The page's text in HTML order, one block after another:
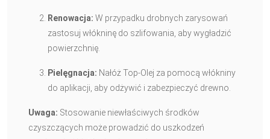
Renowacja: W przypadku drobnych zarysowań
zastosuj włókninę do szlifowania, aby wygładzić
powierzchnię.
Pielęgnacja: Nałóż Top-Olej za pomocą włókniny
do aplikacji, aby odżywić i zabezpieczyć drewno.
Uwaga: Stosowanie niewłaściwych środków
czyszczących może prowadzić do uszkodzeń